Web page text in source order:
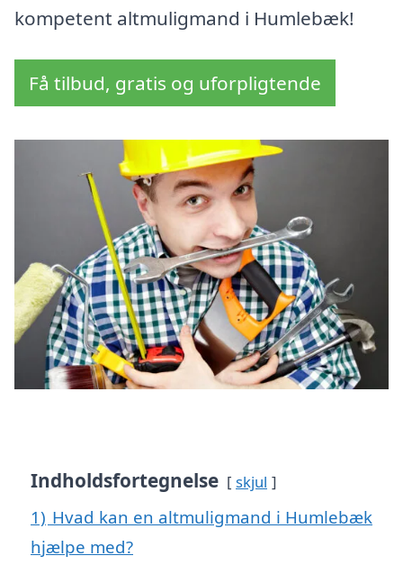
kompetent altmuligmand i Humlebæk!
Få tilbud, gratis og uforpligtende
Indholdsfortegnelse skjul
1) Hvad kan en altmuligmand i Humlebæk
hjælpe med?